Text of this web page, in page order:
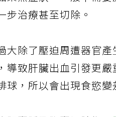
步治療甚至切除。
大除了壓迫周遭器官
導致肝臟出血引發更
球，所以會出現食慾變